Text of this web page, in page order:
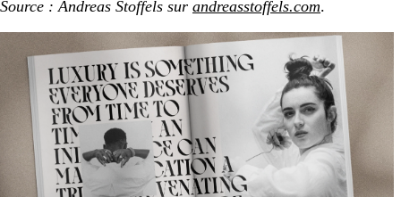
Source : Andreas Stoffels sur andreasstoffels.com.